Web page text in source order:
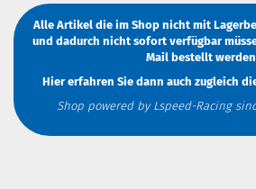
Alle Artikel die im Shop nicht mit
und dadurch nicht sofort verfügbar
Mailbestellt
Hier erfahren Sie dann auch zugleich
Shop powered by Lspeed-Racing